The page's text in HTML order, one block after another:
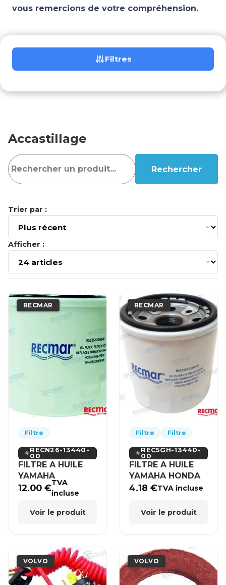
vous remercions de votre compréhension.
Filtres
Accastillage
Rechercher
Trier par :
Afficher :
RECMAR
Filtre
RECN26-13440-
00
FILTRE A HUILE
YAMAHA
12.00€TVA
incluse
Voir le produit
RECMAR
Filtre Filtre
REC5GH-13440-
00
FILTRE A HUILE
YAMAHA HONDA
4.18€TVA incluse
Voir le produit
VOLVO VOLVO